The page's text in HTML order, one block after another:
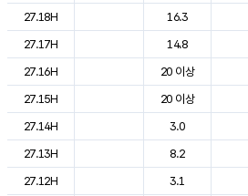
27.18H
16.3
27.17H
14.8
27.16H
20 이상
27.15H
20 이상
27.14H
3.0
27.13H
8.2
27.12H
3.1